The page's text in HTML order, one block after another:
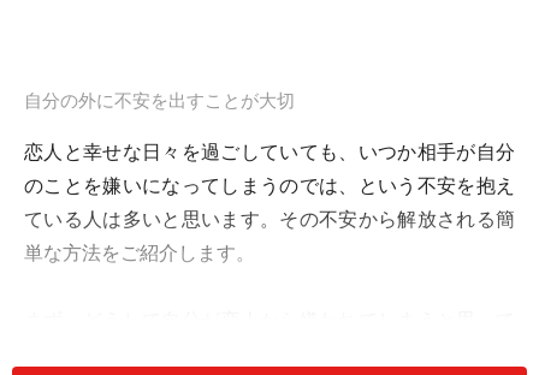
自分の外に不安を出すことが大切
恋人と幸せな日々を過ごしていても、いつか相手が自分
のことを嫌いになってしまうのでは、という不安を抱え
ている人は多いと思います。その不安から解放される簡
単な方法をご紹介します。